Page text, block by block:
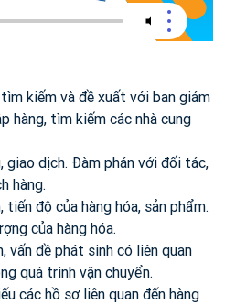
kiếm và đề xuất với ban giám
hàng, tìm kiếm các nhà cung
giao dịch. Đàm phán với đối tác,
hàng.
độ của hàng hóa, sản phẩm.
của hàng hóa.
vấn đề phát sinh có liên quan
quá trình vận chuyển.
các hồ sơ liên quan đến hàng